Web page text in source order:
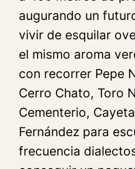
augurando un
vivir de esquilar
el mismo aroma
con recorrer Pepe
Cerro Chato, Toro
Cementerio,
Fernández para
frecuencia